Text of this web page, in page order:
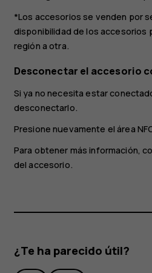
*Los accesorios se venden por
disponibilidad de los accesorios
región a otra.
Desconectar el accesorio
Si ya no necesita estar
desconectarlo.
Presione nuevamente el área
Para obtener más información,
del accesorio.
¿Te ha parecido útil?